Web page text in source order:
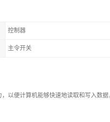
控制器
主令开关
以便计算机能够快速地读取和写入数